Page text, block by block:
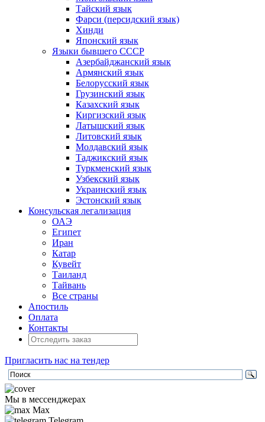
Тайский язык
Фарси (персидский язык)
Хинди
Японский язык
Языки бывшего СССР
Азербайджанский язык
Армянский язык
Белорусский язык
Грузинский язык
Казахский язык
Киргизский язык
Латышский язык
Литовский язык
Молдавский язык
Таджикский язык
Туркменский язык
Узбекский язык
Украинский язык
Эстонский язык
Консульская легализация
ОАЭ
Египет
Иран
Катар
Кувейт
Таиланд
Тайвань
Все страны
Апостиль
Оплата
Контакты
Пригласить нас на тендер
Мы в мессенджерах
Max